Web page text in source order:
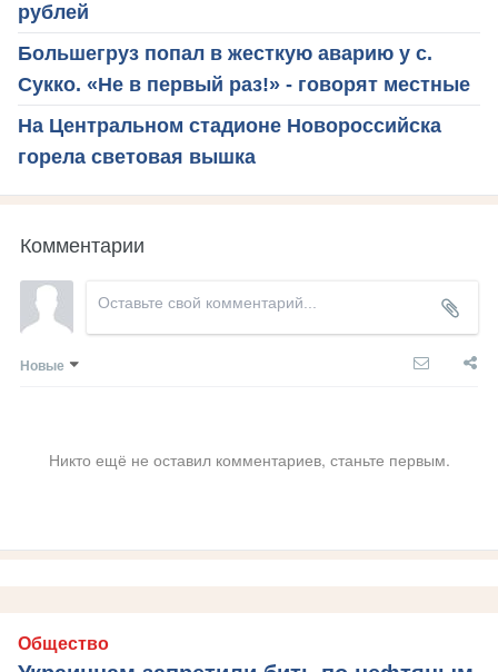
рублей
Большегруз попал в жесткую аварию у с.
Сукко. «Не в первый раз!» - говорят местные
На Центральном стадионе Новороссийска
горела световая вышка
Комментарии
Новые
Никто ещё не оставил комментариев, станьте первым.
Общество